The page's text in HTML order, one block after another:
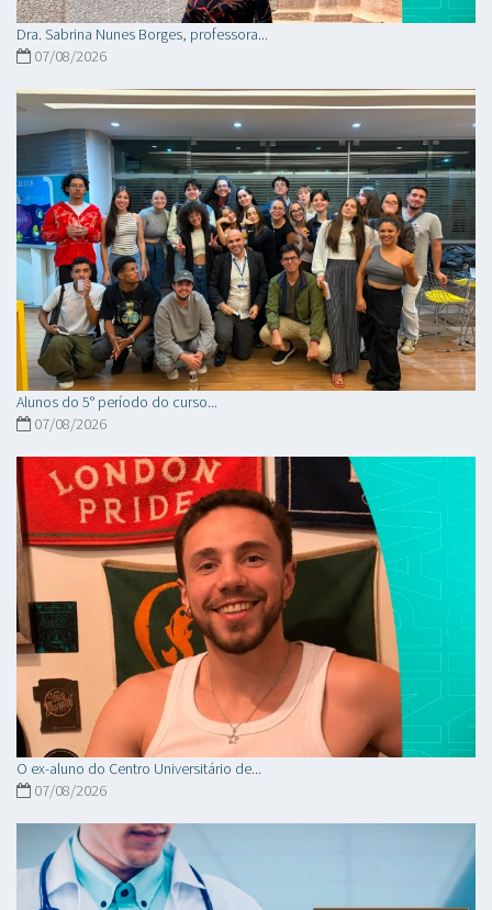
Dra. Sabrina Nunes Borges, professora...
07/08/2026
Alunos do 5° período do curso...
07/08/2026
O ex-aluno do Centro Universitário de...
07/08/2026